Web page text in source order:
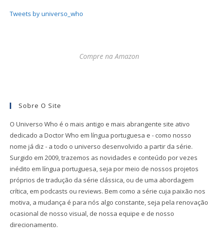
Tweets by universo_who
Compre na Amazon
Sobre O Site
O Universo Who é o mais antigo e mais abrangente site ativo
dedicado a Doctor Who em língua portuguesa e - como nosso
nome já diz - a todo o universo desenvolvido a partir da série.
Surgido em 2009, trazemos as novidades e conteúdo por vezes
inédito em língua portuguesa, seja por meio de nossos projetos
próprios de tradução da série clássica, ou de uma abordagem
crítica, em podcasts ou reviews. Bem como a série cuja paixão nos
motiva, a mudança é para nós algo constante, seja pela renovação
ocasional de nosso visual, de nossa equipe e de nosso
direcionamento.